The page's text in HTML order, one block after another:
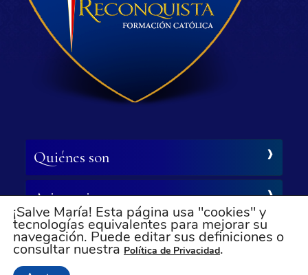
Quiénes son
Asistencia
Síganos
¡Salve María! Esta página usa "cookies" y
tecnologías equivalentes para mejorar su
navegación. Puede editar sus definiciones o
consultar nuestra Política de Privacidad.